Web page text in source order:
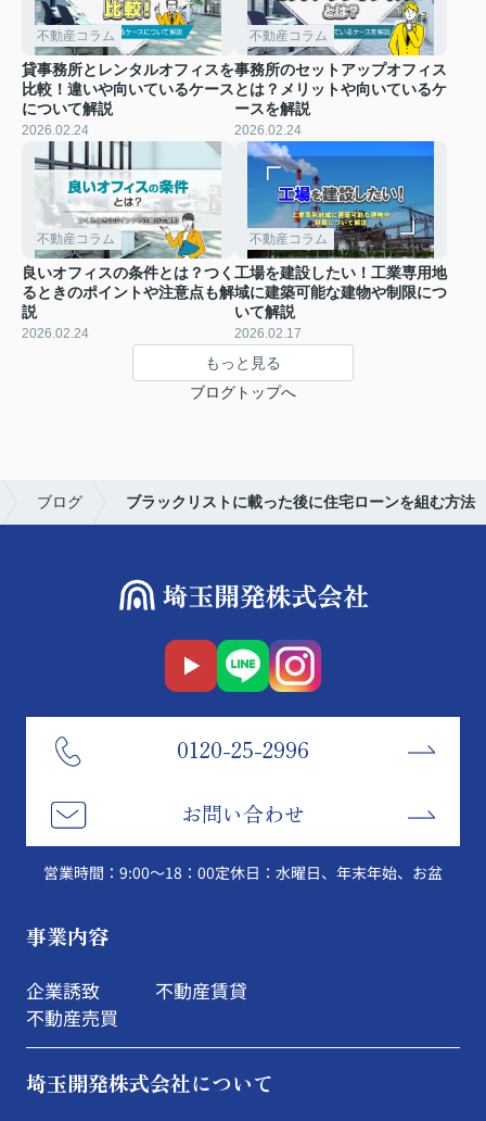
不動産コラム
貸事務所とレンタルオフィスを
比較！違いや向いているケース
について解説
2026.02.24
不動産コラム
事務所のセットアップオフィス
とは？メリットや向いているケ
ースを解説
2026.02.24
不動産コラム
良いオフィスの条件とは？つく
るときのポイントや注意点も解
説
2026.02.24
不動産コラム
工場を建設したい！工業専用地
域に建築可能な建物や制限につ
いて解説
2026.02.17
もっと見る
ブログトップへ
ブログ ブラックリストに載った後に住宅ローンを組む方法
0120-25-2996
お問い合わせ
営業時間：9:00～18：00定休日：水曜日、年末年始、お盆
事業内容
企業誘致
不動産売買
不動産賃貸
埼玉開発株式会社について